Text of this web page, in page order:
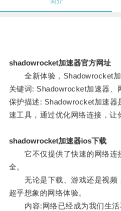
shadowrocket加速器官方网址
全新体验，Shadowrocket加
关键词: Shadowrocket加速器、
保护描述: Shadowrocket加速器
速工具，通过优化网络连接，让
shadowrocket加速器ios下载
它不仅提供了快速的网络连
全。
无论是下载、游戏还是视频
超乎想象的网络体验。
内容:网络已经成为我们生活